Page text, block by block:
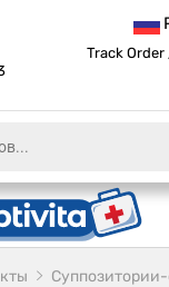
Track